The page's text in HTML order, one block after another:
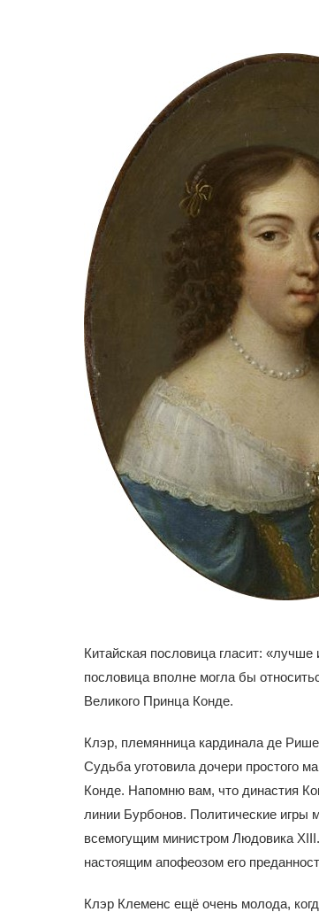
Китайская пословица гласит:
пословица вполне могла бы
Великого Принца Конде.
Клэр, племянница кардинала де
Судьба уготовила дочери простого
Конде. Напомню вам, что династия
линии Бурбонов. Политические игры
всемогущим министром Людовика
настоящим апофеозом его
Клэр Клеменс ещё очень молода,